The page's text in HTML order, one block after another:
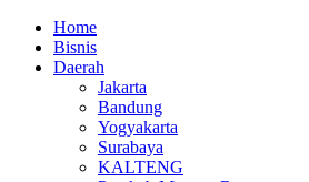
Home
Bisnis
Daerah
Jakarta
Bandung
Yogyakarta
Surabaya
KALTENG